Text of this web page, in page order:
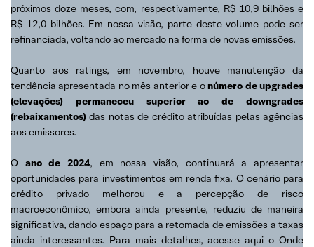
próximos doze meses, com, respectivamente, R$ 10,9 bilhões e
R$ 12,0 bilhões. Em nossa visão, parte deste volume pode ser
refinanciada, voltando ao mercado na forma de novas emissões.
Quanto aos ratings, em novembro, houve manutenção da
tendência apresentada no mês anterior e onúmero de upgrades
(elevações) permaneceu superior ao de downgrades
(rebaixamentos)das notas de crédito atribuídas pelas agências
aos emissores.
O ano de 2024, em nossa visão, continuará a apresentar
oportunidades para investimentos em renda fixa. O cenário para
crédito privado melhorou e a percepção de risco
macroeconômico, embora ainda presente, reduziu de maneira
significativa, dando espaço para a retomada de emissões a taxas
ainda interessantes. Para mais detalhes, acesse aqui o Onde